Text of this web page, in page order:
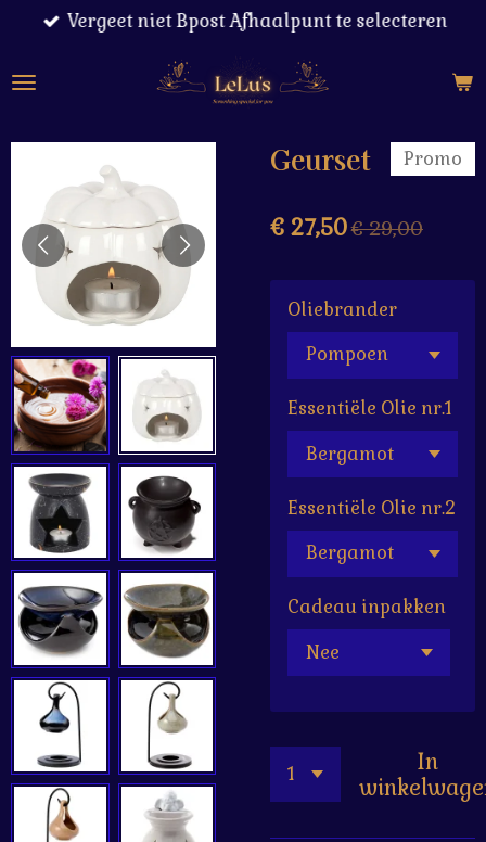
naar
Vergeet niet Bpost Afhaalpunt te selecteren
Geurset Promo
€ 27,50€ 29,00
Oliebrander
Essentiële Olie nr.1
Essentiële Olie nr.2
Cadeau inpakken
In